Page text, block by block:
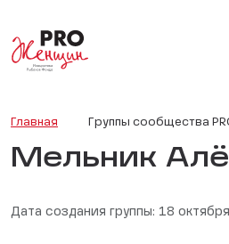
Главная Группы сообщества
Мельник
Дата создания группы: 18